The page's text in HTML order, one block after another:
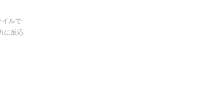
イルで
に反応